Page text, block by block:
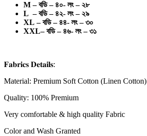
M – বডি – ৪০- লং – ২৮
L – বডি – ৪২- লং – ২৯
XL – বডি – ৪৪- লং – ৩০
XXL– বডি – ৪৬- লং – ৩১
𝐅𝐚𝐛𝐫𝐢𝐜𝐬 𝐃𝐞𝐭𝐚𝐢𝐥𝐬:
Material: Premium Soft Cotton (Linen Cotton)
Quality: 100% Premium
Very comfortable & high quality Fabric
Color and Wash Granted